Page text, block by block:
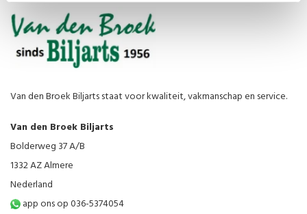
Van den Broek Biljarts staat voor kwaliteit, vakmanschap en service.
Van den Broek Biljarts
Bolderweg 37 A/B
1332 AZ Almere
Nederland
app ons op 036-5374054